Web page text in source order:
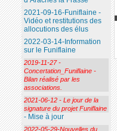
2021-09-16-Funiflaine -
Vidéo et restitutions des
allocutions des élus
2022-03-14-Information
sur le Funiflaine
2019-11-27 -
Concertation_Funiflaine -
Bilan réalisé par les
associations.
2021-06-12 - Le jour de la
signature du projet Funiflaine
- Mise à jour
2022-05-29-Nouvelles du